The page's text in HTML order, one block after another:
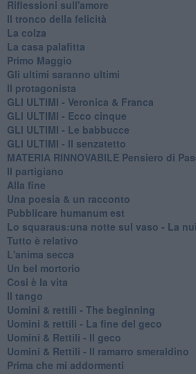
Riflessioni sull'amore
Il tronco della felicità
La colza
La casa palafitta
Primo Maggio
Gli ultimi saranno ultimi
Il protagonista
GLI ULTIMI - Veronica & Franca
GLI ULTIMI - Ecco cinque
GLI ULTIMI - Le babbucce
GLI ULTIMI - Il senzatetto
MATERIA RINNOVABILE Pensiero di
Il partigiano
Alla fine
Una poesia & un racconto
Pubblicare humanum est
Lo squaraus:una notte sul vaso - La
Tutto è relativo
L'anima secca
Un bel mortorio
Cosi è la vita
Il tango
​Uomini & rettili - The beginning
​Uomini & rettili - La fine del geco
Uomini & Rettili - Il geco
Uomini & Rettili - Il ramarro smeraldino
Prima che mi addormenti